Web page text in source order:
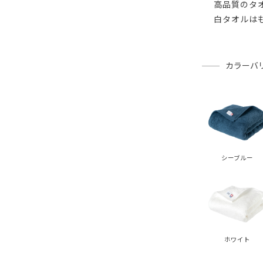
高品質のタ
白タオルは
カラーバ
シーブルー
ホワイト